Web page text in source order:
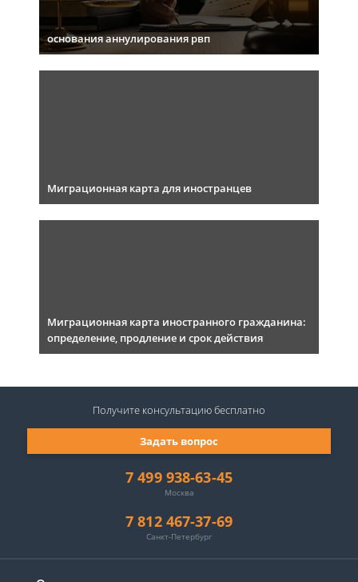
основания аннулирования рвп
Миграционная карта для иностранцев
Миграционная карта иностранного гражданина:
определение, продление и срок действия
7 499 938-63-45
Москва
7 812 467-37-69
Санкт-Петербург
Задать вопрос
Получите консультациюбесплатно